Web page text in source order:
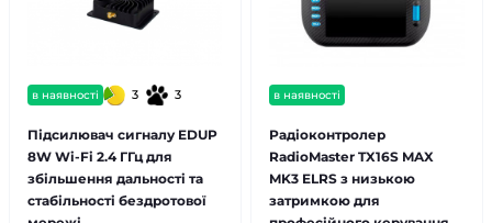
в наявності 3 3
Підсилювач сигналу EDUP
8W Wi-Fi 2.4 ГГц для
збільшення дальності та
стабільності бездротової
в наявності
Радіоконтролер
RadioMaster TX16S MAX
MK3 ELRS з низькою
затримкою для